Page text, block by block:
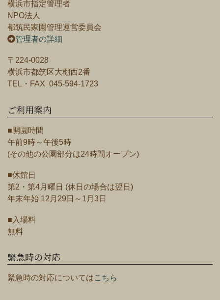
横浜市指定管理者
NPO法人
都筑民家園管理運営委員会
管理者の詳細
〒224-0028
横浜市都筑区大棚西2番
TEL・FAX 045-594-1723
ご利用案内
■開園時間
午前9時～午後5時
(その他の公園部分は24時間オープン)
■休館日
第2・第4月曜日 (休日の場合は翌日)
年末年始 12月29日～1月3日
■入場料
無料
緊急時の対応
緊急時の対応についてはこちら